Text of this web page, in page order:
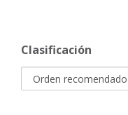
Clasificación